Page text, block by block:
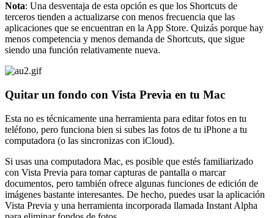
Nota: Una desventaja de esta opción es que los Shortcuts de
terceros tienden a actualizarse con menos frecuencia que las
aplicaciones que se encuentran en la App Store. Quizás porque hay
menos competencia y menos demanda de Shortcuts, que sigue
siendo una función relativamente nueva.
Quitar un fondo con Vista Previa en tu Mac
Esta no es técnicamente una herramienta para editar fotos en tu
teléfono, pero funciona bien si subes las fotos de tu iPhone a tu
computadora (o las sincronizas con iCloud).
Si usas una computadora Mac, es posible que estés familiarizado
con Vista Previa para tomar capturas de pantalla o marcar
documentos, pero también ofrece algunas funciones de edición de
imágenes bastante interesantes. De hecho, puedes usar la aplicación
Vista Previa y una herramienta incorporada llamada Instant Alpha